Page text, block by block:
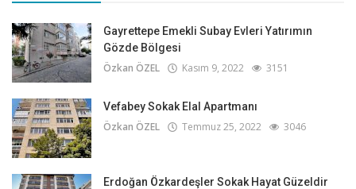
Gayrettepe Emekli Subay Evleri Yatırımın
Gözde Bölgesi
Özkan ÖZEL Kasım 9, 2022 3151
Vefabey Sokak Elal Apartmanı
Özkan ÖZEL Temmuz 25, 2022 3046
Erdoğan Özkardeşler Sokak Hayat Güzeldir